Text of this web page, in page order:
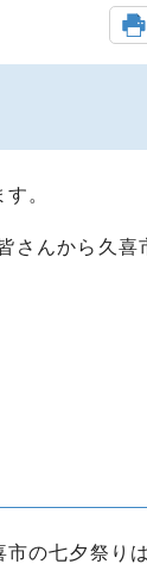
。
さんから久
の七夕祭り